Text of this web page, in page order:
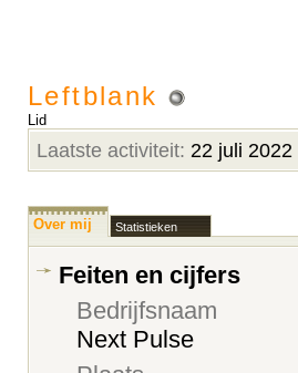
Leftblank
Lid
Laatste activiteit: 22 juli 2022
Over mij Statistieken
Feiten en cijfers
Bedrijfsnaam
Next Pulse